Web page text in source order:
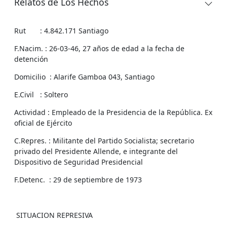
Rut : 4.842.171 Santiago
F.Nacim. : 26-03-46, 27 años de edad a la fecha de
detención
Domicilio : Alarife Gamboa 043, Santiago
E.Civil : Soltero
Actividad : Empleado de la Presidencia de la República. Ex
oficial de Ejército
C.Repres. : Militante del Partido Socialista; secretario
privado del Presidente Allende, e integrante del
Dispositivo de Seguridad Presidencial
F.Detenc. : 29 de septiembre de 1973
SITUACION REPRESIVA